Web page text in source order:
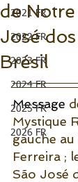
2021 FR
2022 FR
2023 FR
2024 FR
2025 FR
2026 FR
de
José
Brésil
Message
Mystique
gauche
Ferreira ;
São José